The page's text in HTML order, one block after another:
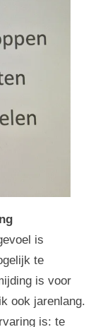
is
te
is voor
ook jarenlang.
is: te